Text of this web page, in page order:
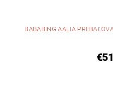
BABABING AALIA
€51